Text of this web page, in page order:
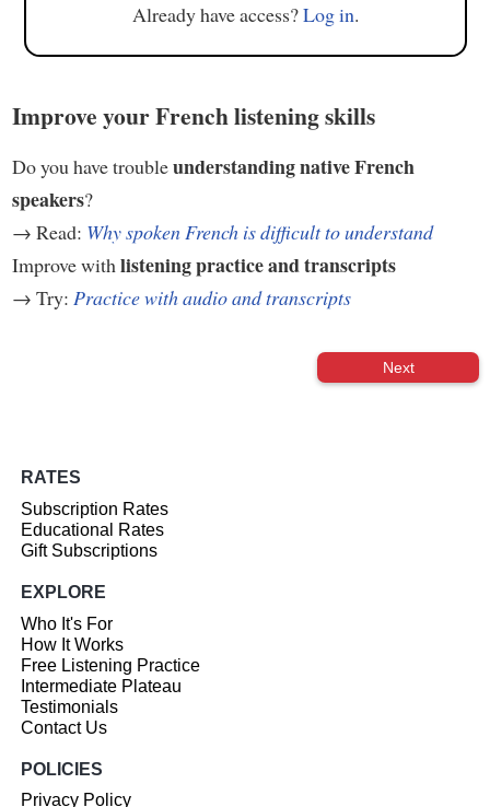
Already have access?Log in.
Improve your French listening skills
Do you have troubleunderstanding native French
speakers?
→ Read: Why spoken French is difficult to understand
Improve with listening practice and transcripts
→ Try: Practice with audio and transcripts
Next
RATES
Subscription Rates
Educational Rates
Gift Subscriptions
EXPLORE
Who It's For
How It Works
Free Listening Practice
Intermediate Plateau
Testimonials
Contact Us
POLICIES
Privacy Policy